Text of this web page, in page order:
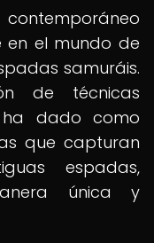
el mundo de
samuráis.
de técnicas
ha dado como
que capturan
espadas,
única y